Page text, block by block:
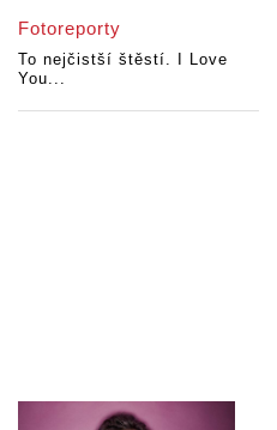
Fotoreporty
To nejčistší štěstí. I Love
You...